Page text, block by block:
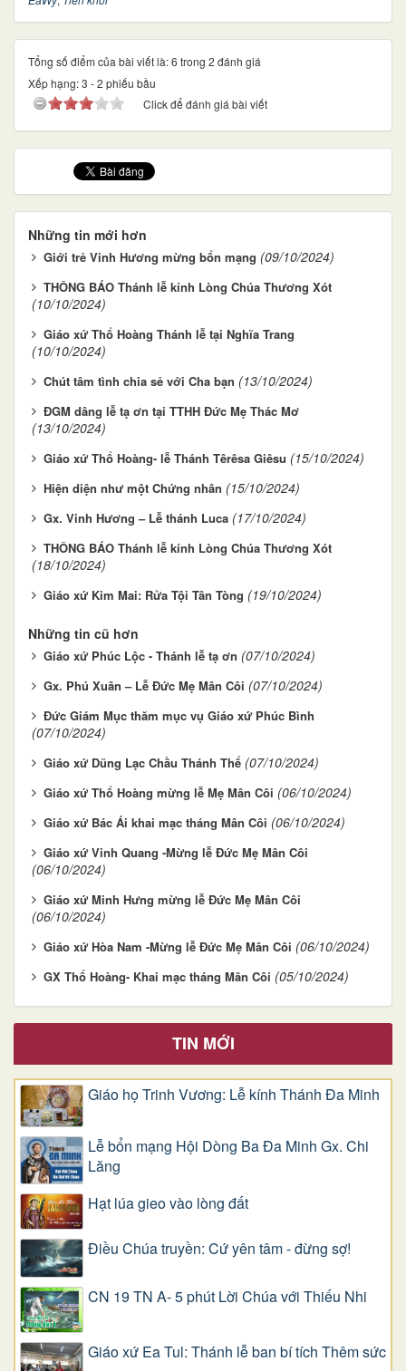
Tổng số điểm của bài viết là: 6 trong 2 đánh giá
Xếp hạng:3 -2 phiếu bầu
Click để đánh giá bài viết
Những tin mới hơn
Giới trẻ Vinh Hương mừng bổn mạng (09/10/2024)
THÔNG BÁO Thánh lễ kính Lòng Chúa Thương Xót
(10/10/2024)
Giáo xứ Thổ Hoàng Thánh lễ tại Nghĩa Trang
(10/10/2024)
Chút tâm tình chia sẻ với Cha bạn (13/10/2024)
ĐGM dâng lễ tạ ơn tại TTHH Đức Mẹ Thác Mơ
(13/10/2024)
Giáo xứ Thổ Hoàng- lễ Thánh Têrêsa Giêsu (15/10/2024)
Hiện diện như một Chứng nhân (15/10/2024)
Gx. Vinh Hương – Lễ thánh Luca (17/10/2024)
THÔNG BÁO Thánh lễ kính Lòng Chúa Thương Xót
(18/10/2024)
Giáo xứ Kim Mai: Rửa Tội Tân Tòng (19/10/2024)
Những tin cũ hơn
Giáo xứ Phúc Lộc - Thánh lễ tạ ơn (07/10/2024)
Gx. Phú Xuân – Lễ Đức Mẹ Mân Côi (07/10/2024)
Đức Giám Mục thăm mục vụ Giáo xứ Phúc Bình
(07/10/2024)
Giáo xứ Dũng Lạc Chầu Thánh Thể (07/10/2024)
Giáo xứ Thổ Hoàng mừng lễ Mẹ Mân Côi (06/10/2024)
Giáo xứ Bác Ái khai mạc tháng Mân Côi (06/10/2024)
Giáo xứ Vinh Quang -Mừng lễ Đức Mẹ Mân Côi
(06/10/2024)
Giáo xứ Minh Hưng mừng lễ Đức Mẹ Mân Côi
(06/10/2024)
Giáo xứ Hòa Nam -Mừng lễ Đức Mẹ Mân Côi (06/10/2024)
GX Thổ Hoàng- Khai mạc tháng Mân Côi (05/10/2024)
TIN MỚI
Giáo họ Trinh Vương: Lễ kính Thánh Đa Minh
Lễ bổn mạng Hội Dòng Ba Đa Minh Gx. Chi
Lăng
Hạt lúa gieo vào lòng đất
Điều Chúa truyền: Cứ yên tâm - đừng sợ!
CN 19 TN A- 5 phút Lời Chúa với Thiếu Nhi
Giáo xứ Ea Tul: Thánh lễ ban bí tích Thêm sức